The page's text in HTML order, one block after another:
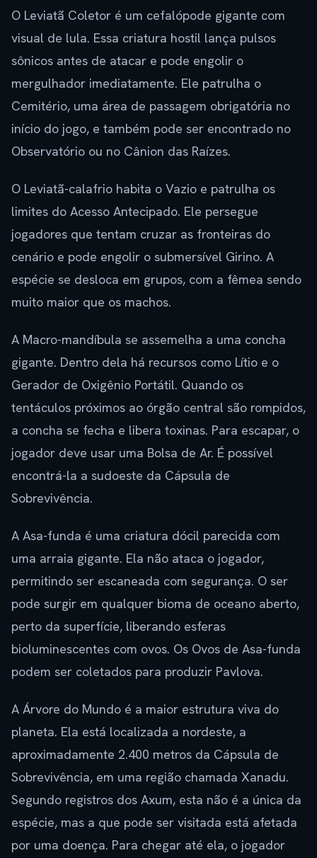
O Leviatã Coletor é um cefalópode gigante com
visual de lula. Essa criatura hostil lança pulsos
sônicos antes de atacar e pode engolir o
mergulhador imediatamente. Ele patrulha o
Cemitério, uma área de passagem obrigatória no
início do jogo, e também pode ser encontrado no
Observatório ou no Cânion das Raízes.
O Leviatã-calafrio habita o Vazio e patrulha os
limites do Acesso Antecipado. Ele persegue
jogadores que tentam cruzar as fronteiras do
cenário e pode engolir o submersível Girino. A
espécie se desloca em grupos, com a fêmea sendo
muito maior que os machos.
A Macro-mandíbula se assemelha a uma concha
gigante. Dentro dela há recursos como Lítio e o
Gerador de Oxigênio Portátil. Quando os
tentáculos próximos ao órgão central são rompidos,
a concha se fecha e libera toxinas. Para escapar, o
jogador deve usar uma Bolsa de Ar. É possível
encontrá-la a sudoeste da Cápsula de
Sobrevivência.
A Asa-funda é uma criatura dócil parecida com
uma arraia gigante. Ela não ataca o jogador,
permitindo ser escaneada com segurança. O ser
pode surgir em qualquer bioma de oceano aberto,
perto da superfície, liberando esferas
bioluminescentes com ovos. Os Ovos de Asa-funda
podem ser coletados para produzir Pavlova.
A Árvore do Mundo é a maior estrutura viva do
planeta. Ela está localizada a nordeste, a
aproximadamente 2.400 metros da Cápsula de
Sobrevivência, em uma região chamada Xanadu.
Segundo registros dos Axum, esta não é a única da
espécie, mas a que pode ser visitada está afetada
por uma doença. Para chegar até ela, o jogador